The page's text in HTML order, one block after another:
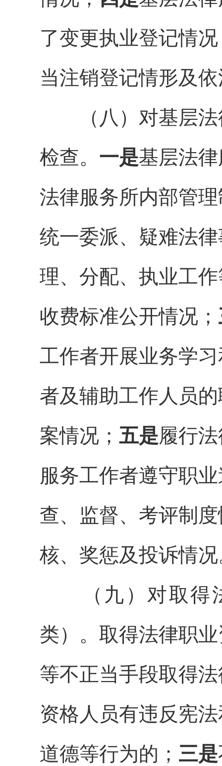
了变更执业登记情
当注销登记情形及
（ 八 ） 对基层
检查。 一是基层法
法律服务所内部管
统一委派、疑难法
理、分配、执业工
收费标准公开情况；
工作者开展业务学
者及辅助工作人员
案情况； 五是履行
服务工作者遵守职
查、监督、考评制
核、奖惩及投诉情
（九）对取
类） 。 取得法律职
等不正当手段取得
资格人员有违反宪
道德等行为的； 三是